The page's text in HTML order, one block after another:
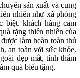
sản xuất và cung
nhiên như xà phòng
khách hàng cảm
tặng thiên nhiên của
làm hoàn toàn thủ
an toàn với sức khỏe,
đẹp mắt, tính thẩm
quà biếu tặng.